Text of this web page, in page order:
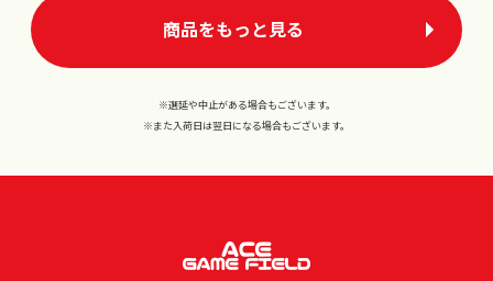
商品をもっと見る
※選延や中止がある場合もございます。
※また入荷日は翌日になる場合もございます。